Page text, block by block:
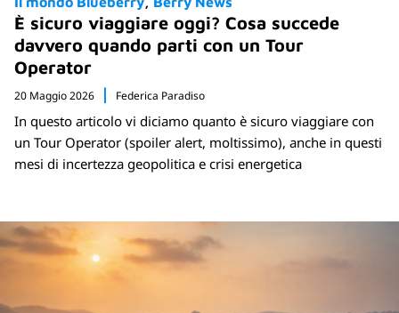
È sicuro viaggiare oggi? Cosa succede
davvero quando parti con un Tour
Operator
20 Maggio 2026 Federica Paradiso
In questo articolo vi diciamo quanto è sicuro viaggiare con
un Tour Operator (spoiler alert, moltissimo), anche in questi
mesi di incertezza geopolitica e crisi energetica